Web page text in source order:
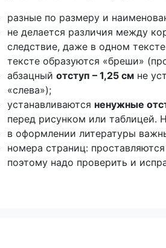
разные по размеру и
не делается различия между
следствие, даже в одном
тексте образуются «бреши»
абзацный отступ – 1,25 см не
«слева»);
устанавливаются ненужные
перед рисунком или таблицей.
в оформлении литературы
номера страниц:
поэтому надо проверить и